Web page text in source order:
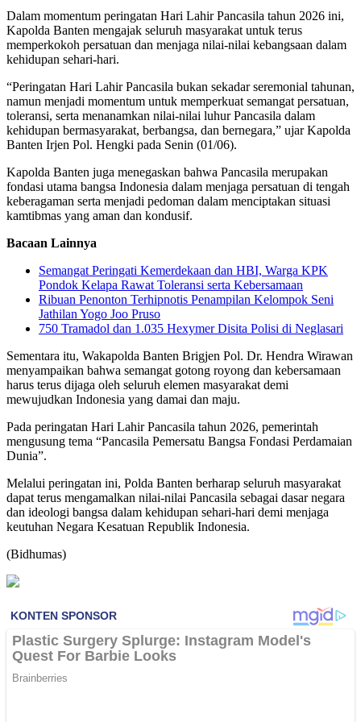
Dalam momentum peringatan Hari Lahir Pancasila tahun 2026 ini,
Kapolda Banten mengajak seluruh masyarakat untuk terus
memperkokoh persatuan dan menjaga nilai-nilai kebangsaan dalam
kehidupan sehari-hari.
“Peringatan Hari Lahir Pancasila bukan sekadar seremonial tahunan,
namun menjadi momentum untuk memperkuat semangat persatuan,
toleransi, serta menanamkan nilai-nilai luhur Pancasila dalam
kehidupan bermasyarakat, berbangsa, dan bernegara,” ujar Kapolda
Banten Irjen Pol. Hengki pada Senin (01/06).
Kapolda Banten juga menegaskan bahwa Pancasila merupakan
fondasi utama bangsa Indonesia dalam menjaga persatuan di tengah
keberagaman serta menjadi pedoman dalam menciptakan situasi
kamtibmas yang aman dan kondusif.
Bacaan Lainnya
Semangat Peringati Kemerdekaan dan HBI, Warga KPK
Pondok Kelapa Rawat Toleransi serta Kebersamaan
Ribuan Penonton Terhipnotis Penampilan Kelompok Seni
Jathilan Yogo Joo Pruso
750 Tramadol dan 1.035 Hexymer Disita Polisi di Neglasari
Sementara itu, Wakapolda Banten Brigjen Pol. Dr. Hendra Wirawan
menyampaikan bahwa semangat gotong royong dan kebersamaan
harus terus dijaga oleh seluruh elemen masyarakat demi
mewujudkan Indonesia yang damai dan maju.
Pada peringatan Hari Lahir Pancasila tahun 2026, pemerintah
mengusung tema “Pancasila Pemersatu Bangsa Fondasi Perdamaian
Dunia”.
Melalui peringatan ini, Polda Banten berharap seluruh masyarakat
dapat terus mengamalkan nilai-nilai Pancasila sebagai dasar negara
dan ideologi bangsa dalam kehidupan sehari-hari demi menjaga
keutuhan Negara Kesatuan Republik Indonesia.
(Bidhumas)